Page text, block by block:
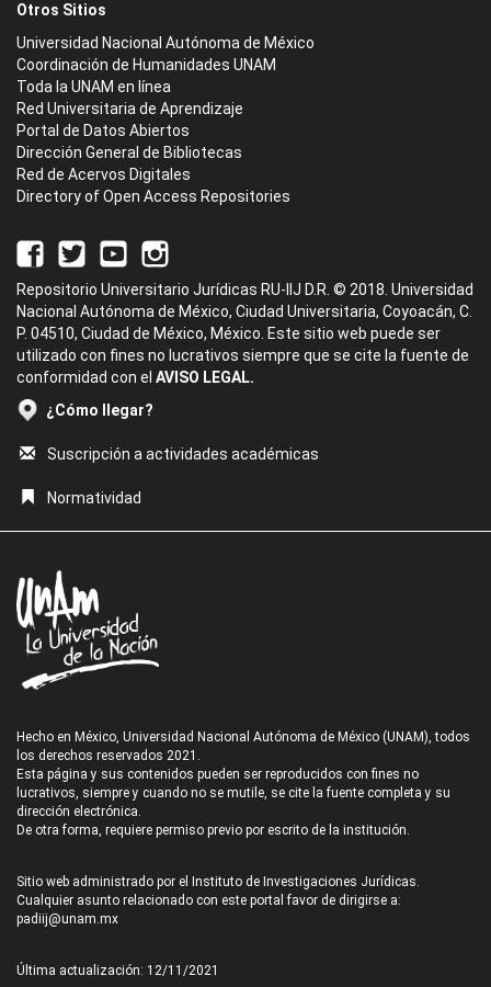
Otros Sitios
Universidad Nacional Autónoma de México
Coordinación de Humanidades UNAM
Toda la UNAM en línea
Red Universitaria de Aprendizaje
Portal de Datos Abiertos
Dirección General de Bibliotecas
Red de Acervos Digitales
Directory of Open Access Repositories
Repositorio Universitario Jurídicas RU-IIJ D.R. © 2018. Universidad
Nacional Autónoma de México, Ciudad Universitaria, Coyoacán, C.
P. 04510, Ciudad de México, México. Este sitio web puede ser
utilizado con fines no lucrativos siempre que se cite la fuente de
conformidad con el AVISO LEGAL.
¿Cómo llegar?
Suscripción a actividades académicas
Normatividad
Hecho en México, Universidad Nacional Autónoma de México (UNAM), todos
los derechos reservados 2021.
Esta página y sus contenidos pueden ser reproducidos con fines no
lucrativos, siempre y cuando no se mutile, se cite la fuente completa y su
dirección electrónica.
De otra forma, requiere permiso previo por escrito de la institución.
Sitio web administrado por el Instituto de Investigaciones Jurídicas.
Cualquier asunto relacionado con este portal favor de dirigirse a:
padiij@unam.mx
Última actualización: 12/11/2021